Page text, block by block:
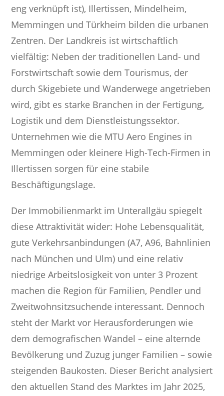
eng verknüpft ist), Illertissen, Mindelheim,
Memmingen und Türkheim bilden die urbanen
Zentren. Der Landkreis ist wirtschaftlich
vielfältig: Neben der traditionellen Land- und
Forstwirtschaft sowie dem Tourismus, der
durch Skigebiete und Wanderwege angetrieben
wird, gibt es starke Branchen in der Fertigung,
Logistik und dem Dienstleistungssektor.
Unternehmen wie die MTU Aero Engines in
Memmingen oder kleinere High-Tech-Firmen in
Illertissen sorgen für eine stabile
Beschäftigungslage.
Der Immobilienmarkt im Unterallgäu spiegelt
diese Attraktivität wider: Hohe Lebensqualität,
gute Verkehrsanbindungen (A7, A96, Bahnlinien
nach München und Ulm) und eine relativ
niedrige Arbeitslosigkeit von unter 3 Prozent
machen die Region für Familien, Pendler und
Zweitwohnsitzsuchende interessant. Dennoch
steht der Markt vor Herausforderungen wie
dem demografischen Wandel – eine alternde
Bevölkerung und Zuzug junger Familien – sowie
steigenden Baukosten. Dieser Bericht analysiert
den aktuellen Stand des Marktes im Jahr 2025,